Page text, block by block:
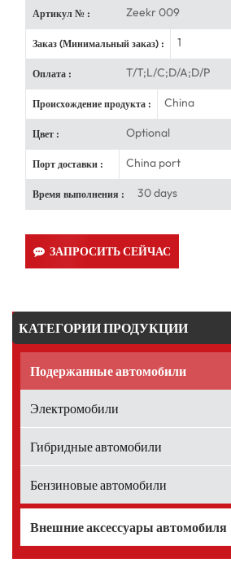
Артикул № : Zeekr 009
Заказ (Минимальный заказ) : 1
Оплата : T/T;L/C;D/A;D/P
Происхождение продукта : China
Цвет : Optional
Порт доставки : China port
Время выполнения : 30 days
ЗАПРОСИТЬ СЕЙЧАС
КАТЕГОРИИ ПРОДУКЦИИ
Подержанные автомобили
Электромобили
Гибридные автомобили
Бензиновые автомобили
Внешние аксессуары автомобиля